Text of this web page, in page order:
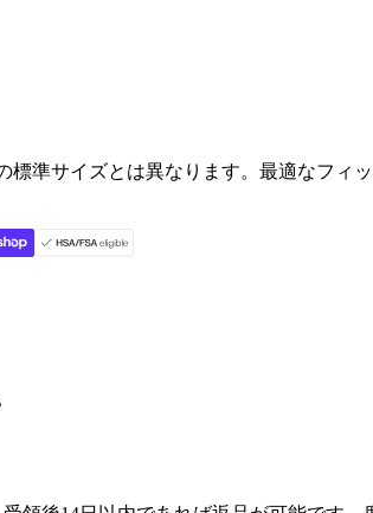
標準サイズとは異なります。最適なフ